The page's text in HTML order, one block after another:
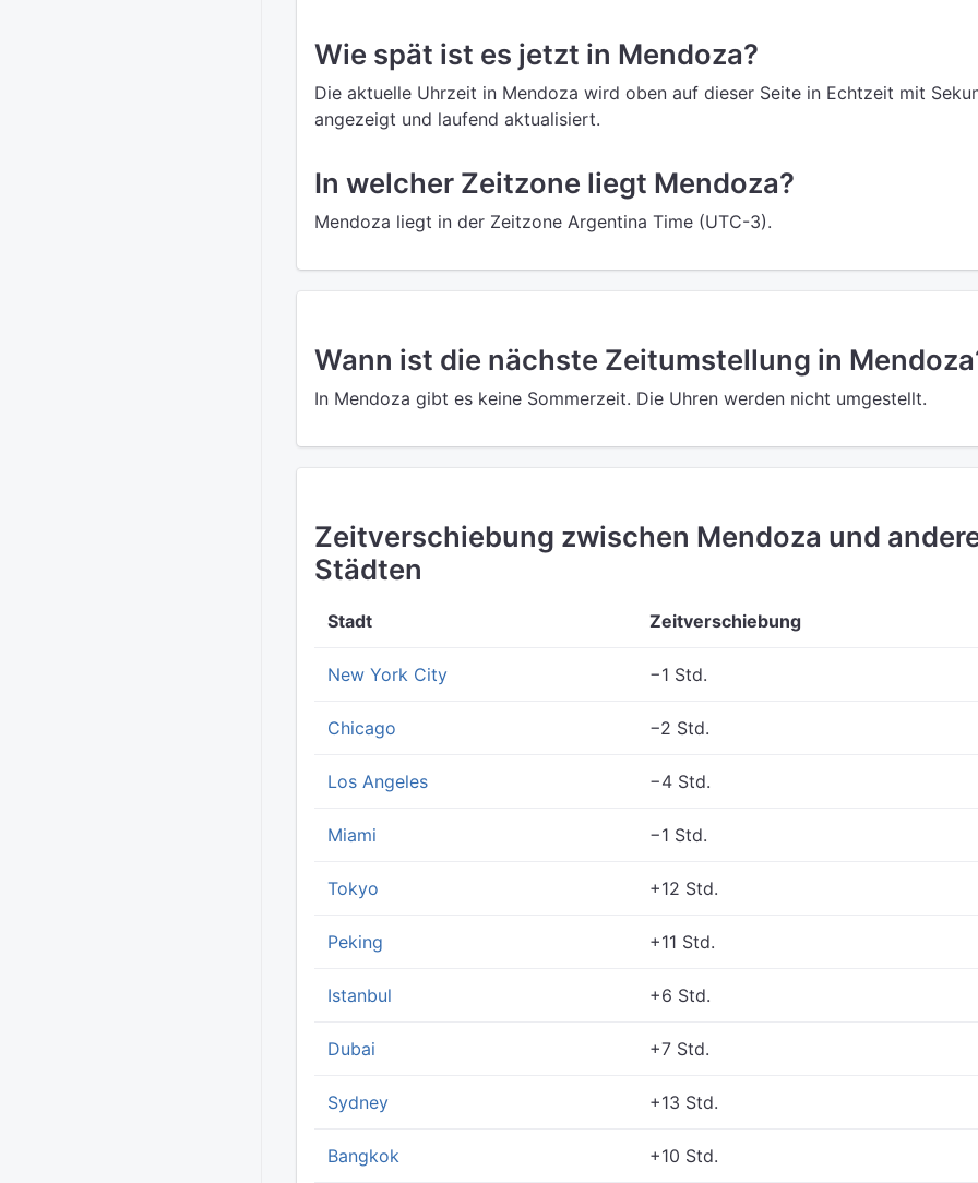
Wie spät ist es jetzt in Mendoza?
Die aktuelle Uhrzeit in Mendoza wird oben auf dieser Seite in Echtzeit mit
angezeigt und laufend aktualisiert.
In welcher Zeitzone liegt Mendoza?
Mendoza liegt in der Zeitzone Argentina Time (UTC-3).
Wann ist die nächste Zeitumstellung in
In Mendoza gibt es keine Sommerzeit. Die Uhren werden nicht umgestellt.
Zeitverschiebung zwischen Mendoza und
Städten
Stadt Zeitverschiebung
New York City −1 Std.
Chicago −2 Std.
Los Angeles −4 Std.
Miami −1 Std.
Tokyo +12 Std.
Peking +11 Std.
Istanbul +6 Std.
Dubai +7 Std.
Sydney +13 Std.
Bangkok +10 Std.